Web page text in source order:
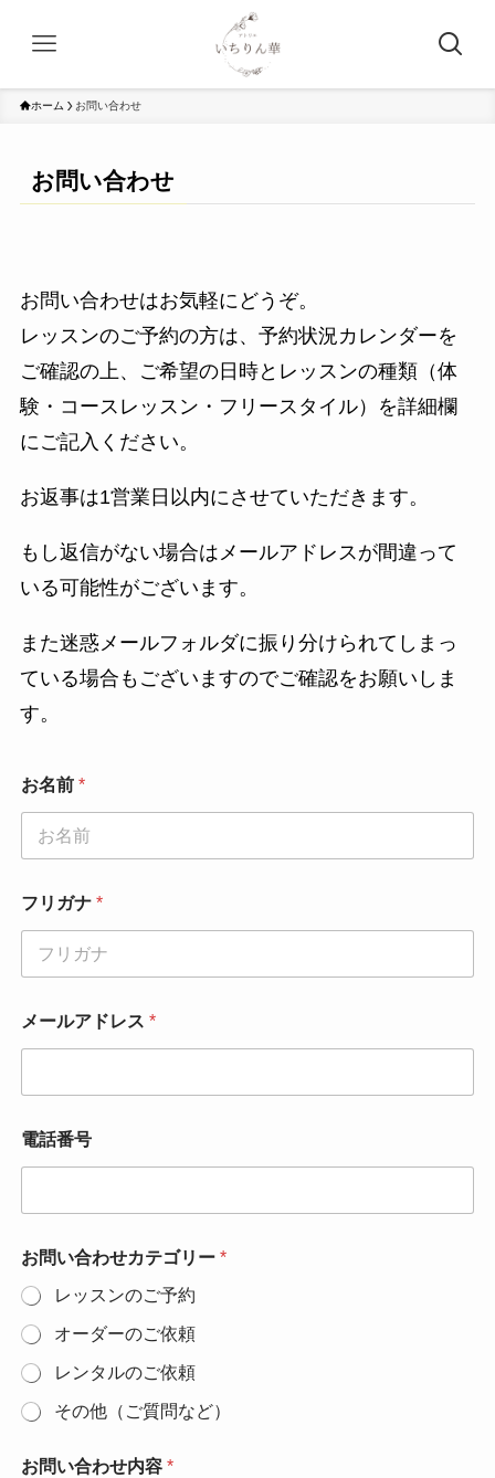
ホーム お問い合わせ
お問い合わせ
お問い合わせはお気軽にどうぞ。
レッスンのご予約の方は、予約状況カレンダーを
ご確認の上、ご希望の日時とレッスンの種類（体
験・コースレッスン・フリースタイル）を詳細欄
にご記入ください。
お返事は1営業日以内にさせていただきます。
もし返信がない場合はメールアドレスが間違って
いる可能性がございます。
また迷惑メールフォルダに振り分けられてしまっ
ている場合もございますのでご確認をお願いしま
す。
お名前 *
フリガナ *
メールアドレス *
電話番号
お問い合わせカテゴリー *
レッスンのご予約
オーダーのご依頼
レンタルのご依頼
その他（ご質問など）
お問い合わせ内容 *